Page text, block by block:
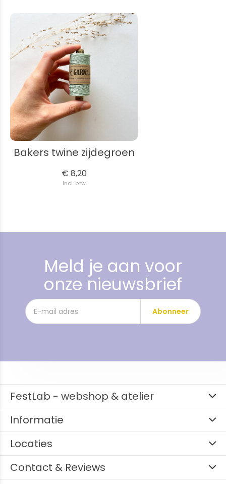
Bakers twine zijdegroen
€ 8,20
Incl. btw
Meld je aan voor
onze nieuwsbrief
Abonneer
FestLab - webshop & atelier
Informatie
Locaties
Contact & Reviews